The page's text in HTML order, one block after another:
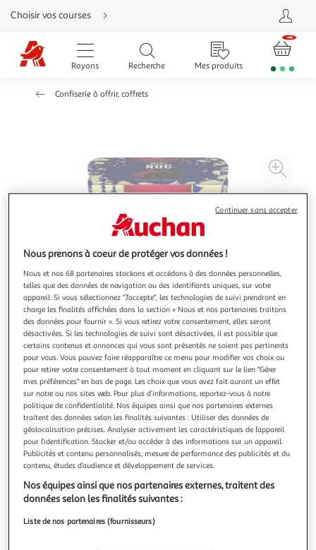
Aller
directement
au
contenu
Aller
directement
Aller
d'aide
Choisir vos courses
Rayons Recherche Mes produits
Confiserie à offrir, coffrets
à
4.8 (5)
COTE D'OR
Mini roc assortiment de chocolats noisette et amande
Redécouvrez les Mini Roc Côte d'Or : 3 délicieuses ganaches
parsemées d'éclats croustillants, enrobées de chocolat au
lait, praliné et noir avec une noisette entière croquante au
les fêtes, vibrez d'émotions avec Côte d'Or. Des chocolats gé
En savoir +
195g 21 pièces
Vous voulez connaître le prix de ce produit ?
Nous prenons à coeur de protéger vos données !
Nous et nos 68 partenaires stockons et accédons à des données personnelles,
telles que des données de navigation ou des identifiants uniques, sur votre
appareil. Si vous sélectionnez "J'accepte", les technologies de suivi prendront en
charge les finalités affichées dans la section « Nous et nos partenaires traitons
des données pour fournir ». Si vous retirez votre consentement, elles seront
désactivées. Si les technologies de suivi sont désactivées, il est possible que
certains contenus et annonces qui vous sont présentés ne soient pas pertinents
pour vous. Vous pouvez faire réapparaître ce menu pour modifier vos choix ou
pour retirer votre consentement à tout moment en cliquant sur le lien "Gérer
mes préférences" en bas de page. Les choix que vous avez fait auront un effet
sur notre ou nos sites web. Pour plus d’informations, reportez-vous à notre
politique de confidentialité. Nos équipes ainsi que nos partenaires externes
traitent des données selon les finalités suivantes : Utiliser des données de
géolocalisation précises. Analyser activement les caractéristiques de l’appareil
pour l’identification. Stocker et/ou accéder à des informations sur un appareil.
Publicités et contenu personnalisés, mesure de performance des publicités et du
contenu, études d’audience et développement de services.
Nos équipes ainsi que nos partenaires externes, traitent des
données selon les finalités suivantes :
Liste de nos partenaires (fournisseurs)
Continuer sans accepter